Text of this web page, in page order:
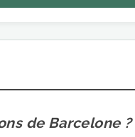
de Barcelone ?